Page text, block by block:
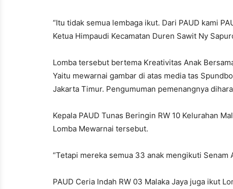
“Itu tidak semua lembaga ikut. Dari PAUD kami
Ketua Himpaudi Kecamatan Duren Sawit Ny
Lomba tersebut bertema Kreativitas Anak
Yaitu mewarnai gambar di atas media tas
Jakarta Timur. Pengumuman pemenangnya
Kepala PAUD Tunas Beringin RW 10 Kelurahan
Lomba Mewarnai tersebut.
“Tetapi mereka semua 33 anak mengikuti Senam
PAUD Ceria Indah RW 03 Malaka Jaya juga ikut